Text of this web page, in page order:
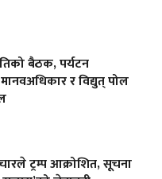
बैठक, पर्यटन
र विद्युत् पोल
ट्रम्प आक्रोशित, सूचना